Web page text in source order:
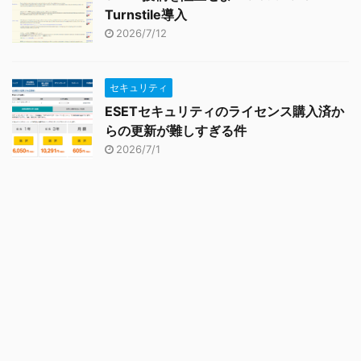
Turnstile導入
2026/7/12
セキュリティ
ESETセキュリティのライセンス購入済か
らの更新が難しすぎる件
2026/7/1